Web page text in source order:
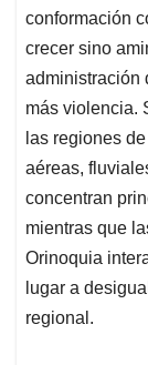
conformación
crecer sino
administración
más violencia.
las regiones
aéreas,
concentran
mientras que
Orinoquia
lugar a
regional.